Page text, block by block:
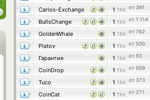
Carlos-Exchange
1 TRX от 391
BullsChange
1 TRX от 1 114
GoldenWhale
1 TRX от 762
Platov
1 TRX от 500
Гарантия
1 TRX от 93
CoinDrop
1 TRX от 559
Tuco
1 TRX от 373
CoinCat
1 TRX от 271